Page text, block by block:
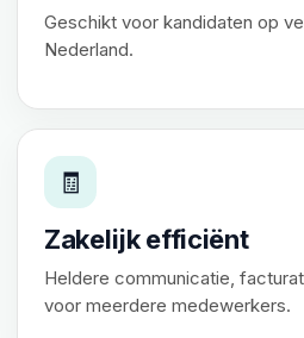
Geschikt voor kandidaten op
Nederland.
🧾
Zakelijk efficiënt
Heldere communicatie,
voor meerdere medewerkers.